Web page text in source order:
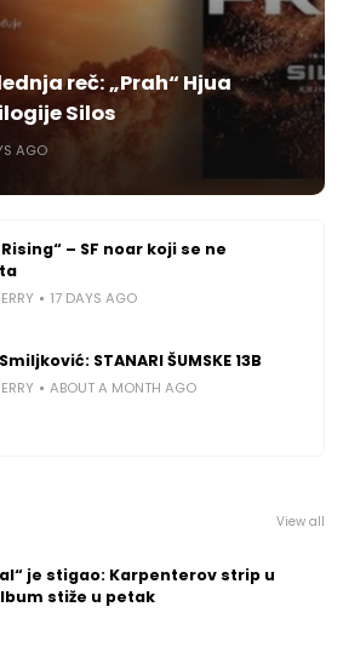
reč: „Prah“ Hjua
Silos
AGO
– SF noar koji se ne
17 DAYS AGO
STANARI ŠUMSKE 13B
ABOUT A MONTH AGO
View all
je stigao: Karpenterov strip u
stiže u petak